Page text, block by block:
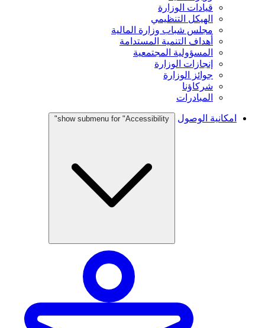
قيادات الوزارة
الهيكل التنظيمي
مجلس شباب وزارة المالية
أهداف التنمية المستدامة
المسؤولية المجتمعية
إنجازات الوزارة
جوائز الوزارة
شركاؤنا
المبادرات
امكانية الوصول show submenu for "Accessibility"